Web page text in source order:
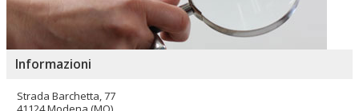
Informazioni
Strada Barchetta, 77